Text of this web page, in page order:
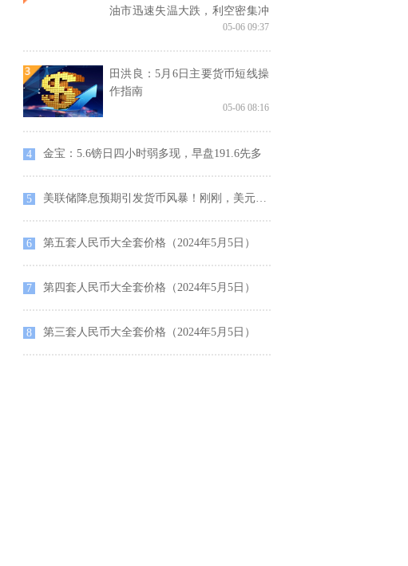
油市迅速失温大跌，利空密集冲
05-06 09:37
田洪良：5月6日主要货币短线操
作指南
05-06 08:16
4 金宝：5.6镑日四小时弱多现，早盘191.6先多
5 美联储降息预期引发货币风暴！刚刚，美元短线急涨！
6 第五套人民币大全套价格（2024年5月5日）
7 第四套人民币大全套价格（2024年5月5日）
8 第三套人民币大全套价格（2024年5月5日）